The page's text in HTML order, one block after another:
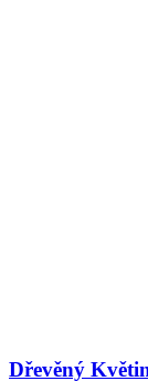
Dřevěný